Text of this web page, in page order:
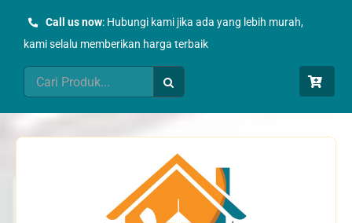
Call us now: Hubungi kami jika ada yang lebih murah,
kami selalu memberikan harga terbaik
Search
for: